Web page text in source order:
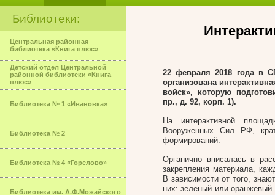
Библиотеки:
Центральная районная
библиотека «Книга плюс»
Детский отдел Центральной
районной библиотеки «Книга
плюс»
Библиотека № 1 «Ивановка»
Библиотека № 2
Библиотека № 4 «Горелово»
Библиотека им. А.Ф.Можайского
22 февраля 2018 года в
организована
войск», которую
пр., д. 92, корп. 1).
На интерактивной
Вооруженных Сил РФ,
формирований.
Органично вписалась в
закрепления материала,
В зависимости от того,
них: зеленый или